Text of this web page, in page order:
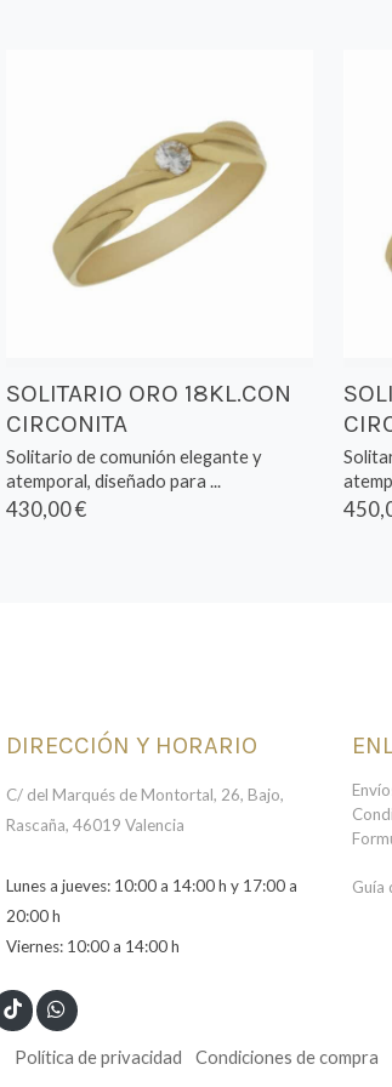
SOLITARIO ORO 18KL.CON
CIRCONITA
Solitario de comunión elegante y
atemporal, diseñado para ...
430,00 €
DIRECCIÓN Y HORARIO
C/ del Marqués de Montortal, 26, Bajo,
Rascaña, 46019 Valencia
Lunes a jueves: 10:00 a 14:00 h y 17:00 a
20:00 h
Viernes: 10:00 a 14:00 h
Guía
Política de privacidad Condiciones de compra